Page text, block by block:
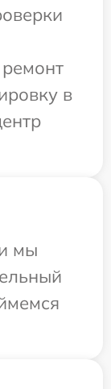
в
мы